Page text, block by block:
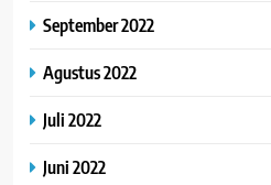
September 2022
Agustus 2022
Juli 2022
Juni 2022